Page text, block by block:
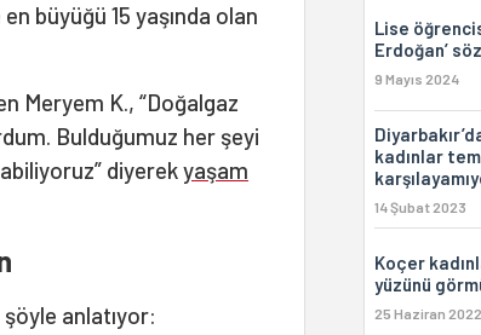
büyüğü 15 yaşında olan
Meryem K., “Doğalgaz
Bulduğumuz her şeyi
diyerekyaşam
şöyle anlatıyor:
Lise
Erdoğan’
9 Mayıs 2024
kadınlar
14 Şubat 2023
Koçer
yüzünü
25 Haziran 2022